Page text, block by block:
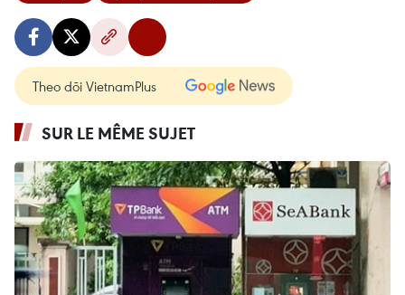
Theo dõi VietnamPlus
SUR LE MÊME SUJET